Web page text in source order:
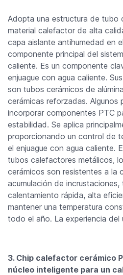
Adopta una estructura de tubo
material calefactor de alta
capa aislante antihumedad en
componente principal del
caliente. Es un componente
enjuague con agua caliente.
son tubos cerámicos de
cerámicas reforzadas. Algunos
incorporar componentes PTC
estabilidad. Se aplica
proporcionando un control de
el enjuague con agua caliente.
tubos calefactores metálicos,
cerámicos son resistentes a la
acumulación de
calentamiento rápida, alta
mantener una temperatura
todo el año. La experiencia del
3. Chip calefactor cerámico
núcleo inteligente para un